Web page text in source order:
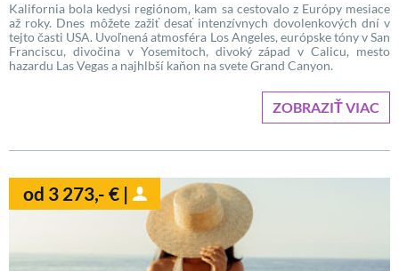
Kalifornia bola kedysi regiónom, kam sa cestovalo z Európy mesiace
až roky. Dnes môžete zažiť desať intenzívnych dovolenkových dní v
tejto časti USA. Uvoľnená atmosféra Los Angeles, európske tóny v San
Franciscu, divočina v Yosemitoch, divoký západ v Calicu, mesto
hazardu Las Vegas a najhlbší kaňon na svete Grand Canyon.
ZOBRAZIŤ VIAC
od 3 273,- € |